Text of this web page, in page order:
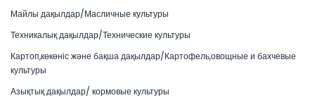
Майлы дақылдар/Масличные культуры
Техникалық дақылдар/Технические культуры
Картоп,көкөніс және бақша дақылдар/Картофель,овощные и бахчевые
культуры
Азықтық дақылдар/ кормовые культуры